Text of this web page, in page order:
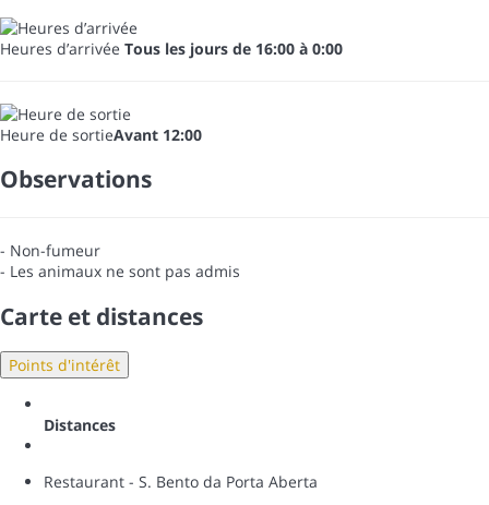
Heures d’arrivée Tous les jours de 16:00 à 0:00
Heure de sortieAvant 12:00
Observations
- Non-fumeur
- Les animaux ne sont pas admis
Carte et distances
Points d'intérêt
Distances
Restaurant - S. Bento da Porta Aberta